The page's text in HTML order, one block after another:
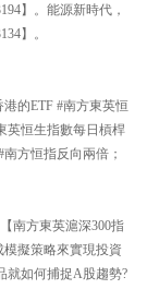
】。能源新時代，
】。
的ETF #南方東英恒
英恒生指數每日槓桿
方恒指反向兩倍；
南方東英滬深300指
模擬策略來實現投資
就如何捕捉A股趨勢?